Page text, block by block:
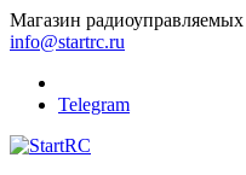
Магазин
info@startrc.ru
Telegram